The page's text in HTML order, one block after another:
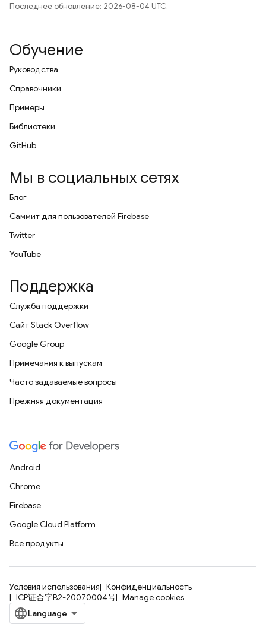
Последнее обновление: 2026-08-04 UTC.
Обучение
Руководства
Справочники
Примеры
Библиотеки
GitHub
Мы в социальных сетях
Блог
Саммит для пользователей Firebase
Twitter
YouTube
Поддержка
Служба поддержки
Сайт Stack Overflow
Google Group
Примечания к выпускам
Часто задаваемые вопросы
Прежняя документация
Android
Chrome
Firebase
Google Cloud Platform
Все продукты
Условия использования
Конфиденциальность
ICP证合字B2-20070004号
Manage cookies